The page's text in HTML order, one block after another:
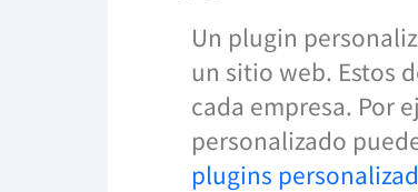
Un plugin
un sitio web. Estos
cada empresa. Por
personalizado
plugins